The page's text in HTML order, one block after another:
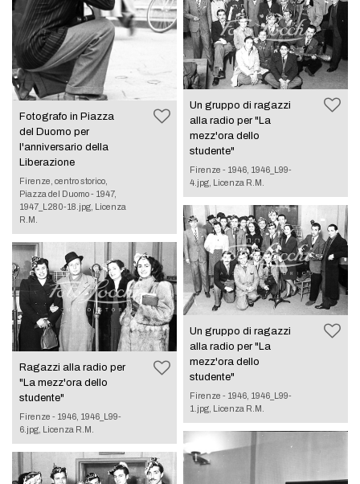
Fotografo in Piazza
del Duomo per
l'anniversario della
Liberazione
Firenze, centro storico,
Piazza del Duomo - 1947,
1947_L280-18.jpg, Licenza
R.M.
Ragazzi alla radio per
"La mezz'ora dello
studente"
Firenze - 1946, 1946_L99-
6.jpg, Licenza R.M.
Un gruppo di ragazzi
alla radio per "La
mezz'ora dello
studente"
Firenze - 1946, 1946_L99-
4.jpg, Licenza R.M.
Un gruppo di ragazzi
alla radio per "La
mezz'ora dello
studente"
Firenze - 1946, 1946_L99-
1.jpg, Licenza R.M.